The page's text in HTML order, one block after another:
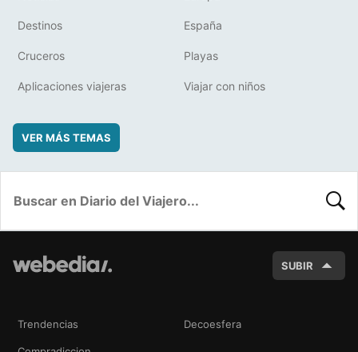
Destinos España
Cruceros Playas
Aplicaciones viajeras Viajar con niños
VER MÁS TEMAS
SUBIR
Trendencias Decoesfera